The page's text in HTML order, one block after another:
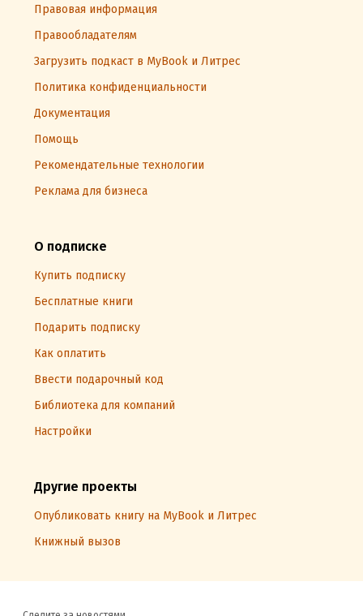
Правовая информация
Правообладателям
Загрузить подкаст в MyBook и Литрес
Политика конфиденциальности
Документация
Помощь
Рекомендательные технологии
Реклама для бизнеса
О подписке
Купить подписку
Бесплатные книги
Подарить подписку
Как оплатить
Ввести подарочный код
Библиотека для компаний
Настройки
Другие проекты
Опубликовать книгу на MyBook и Литрес
Книжный вызов